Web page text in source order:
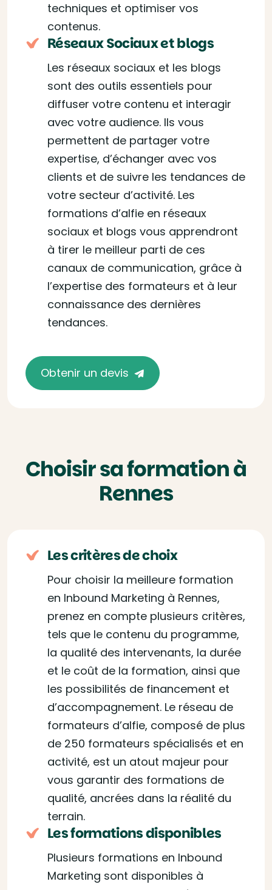
techniques et optimiser vos
contenus.
Réseaux Sociaux et blogs
Les réseaux sociaux et les blogs
sont des outils essentiels pour
diffuser votre contenu et interagir
avec votre audience. Ils vous
permettent de partager votre
expertise, d’échanger avec vos
clients et de suivre les tendances de
votre secteur d’activité. Les
formations d’alfie en réseaux
sociaux et blogs vous apprendront
à tirer le meilleur parti de ces
canaux de communication, grâce à
l’expertise des formateurs et à leur
connaissance des dernières
tendances.
Obtenir un devis
Choisir sa formation à
Rennes
Les critères de choix
Pour choisir la meilleure formation
en Inbound Marketing à Rennes,
prenez en compte plusieurs critères,
tels que le contenu du programme,
la qualité des intervenants, la durée
et le coût de la formation, ainsi que
les possibilités de financement et
d’accompagnement. Le réseau de
formateurs d’alfie, composé de plus
de 250 formateurs spécialisés et en
activité, est un atout majeur pour
vous garantir des formations de
qualité, ancrées dans la réalité du
terrain.
Les formations disponibles
Plusieurs formations en Inbound
Marketing sont disponibles à